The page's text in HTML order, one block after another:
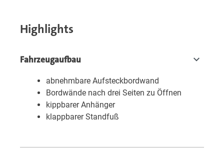
Highlights
Fahrzeugaufbau
abnehmbare Aufsteckbordwand
Bordwände nach drei Seiten zu Öffnen
kippbarer Anhänger
klappbarer Standfuß